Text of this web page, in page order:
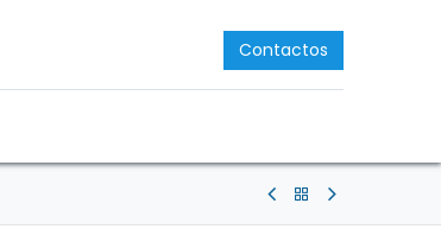
Contactos